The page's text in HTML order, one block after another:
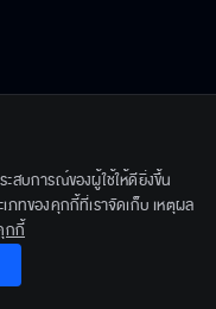
สบการณ์ของผู้ใช้ให้ดียิ่งขึ้น
ภทของคุกกี้ที่เราจัดเก็บ เหตุผล
กกี้